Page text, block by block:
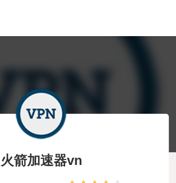
火箭加速器vn